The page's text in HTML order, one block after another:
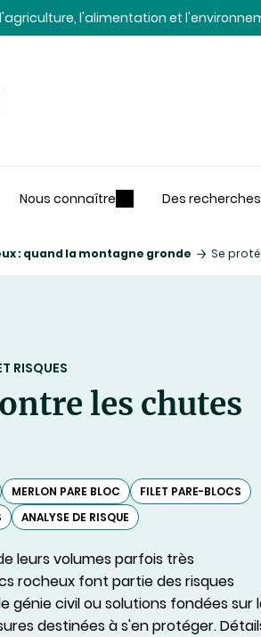
l'alimentation et
Nous connaître Des
: quand la montagne gronde Se
RISQUES
les chutes
MERLON PARE BLOC
FILET PARE-BLOCS
ANALYSE DE RISQUE
leurs volumes parfois très
rocheux font partie des risques
génie civil ou solutions fondées sur
destinées à s'en protéger.